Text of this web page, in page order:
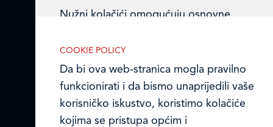
Obavijest o Privatnosti i Kolačići
Privacy notice and Cookies
COOKIE POLICY
Da bi ova web-stranica mogla pravilno
funkcionirati i da bismo unaprijedili vaše
korisničko iskustvo, koristimo kolačiće
kojima se pristupa općim i
Nužni kolačići omogućuju osnovne
stranica ne može pravilno funkcionirati,
a isključiti ih možete mijenjanjem
postavki u svome web-pregledniku.